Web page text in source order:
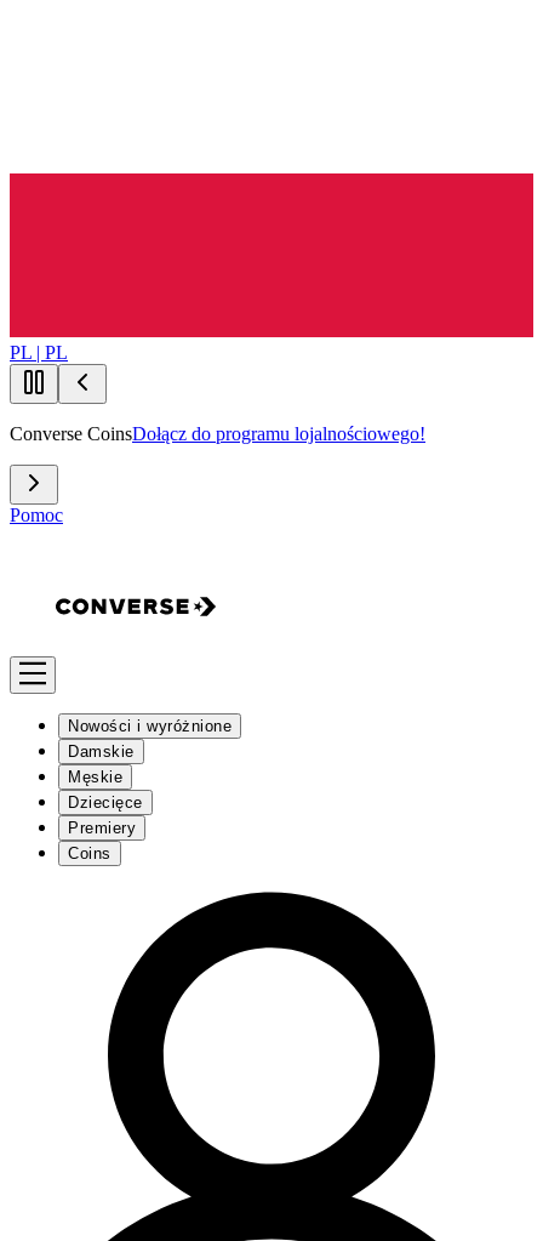
PL | PL
Converse CoinsDołącz do programu lojalnościowego!
Pomoc
Nowości i wyróżnione
Damskie
Męskie
Dziecięce
Premiery
Coins